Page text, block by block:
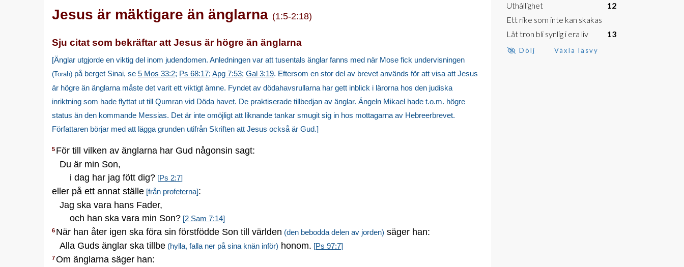
Jesus är mäktigare än änglarna (1:5-2:18)
Sju citat som bekräftar att Jesus är högre än änglarna
[Änglar utgjorde en viktig del inom judendomen. Anledningen var att tusentals änglar fanns med när Mose fick undervisningen
(Torah) på berget Sinai, se 5 Mos 33:2; Ps 68:17; Apg 7:53; Gal 3:19. Eftersom en stor del av brevet används för att visa att Jesus
är högre än änglarna måste det varit ett viktigt ämne. Fyndet av dödahavsrullarna har gett inblick i lärorna hos den judiska
inriktning som hade flyttat ut till Qumran vid Döda havet. De praktiserade tillbedjan av änglar. Ängeln Mikael hade t.o.m. högre
status än den kommande Messias. Det är inte omöjligt att liknande tankar smugit sig in hos mottagarna av Hebreerbrevet.
Författaren börjar med att lägga grunden utifrån Skriften att Jesus också är Gud.]
5 För till vilken av änglarna har Gud någonsin sagt:
Du är min Son,
i dag har jag fött dig? [Ps 2:7]
eller på ett annat ställe [från profeterna]:
Jag ska vara hans Fader,
och han ska vara min Son? [2 Sam 7:14]
6 När han åter igen ska föra sin förstfödde Son till världen (den bebodda delen av jorden) säger han:
Alla Guds änglar ska tillbe (hylla, falla ner på sina knän inför) honom. [Ps 97:7]
7Om änglarna säger han:
Uthållighet
12
Ett rike som inte kan skakas
Låt tron bli synlig i era liv
13
Dölj Växla läsvy